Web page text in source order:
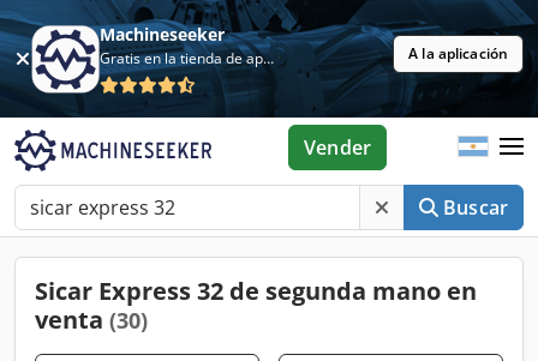
Machineseeker
Gratis en la tienda de aplicaciones A la aplicación
Buscar
Vender
Sicar Express 32 de segunda mano en
venta (30)